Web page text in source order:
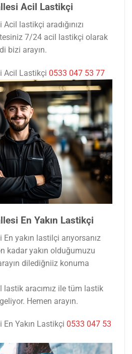
Acil Lastikçi
lastikçi aradığınızı
7/24 acil lastikçi olarak
bizi arayın.
Acil Lastikçi 0533 047 53 77
En Yakın Lastikçi
yakın lastilçi arıyorsanız
kadar yakın olduğumuzu
dilediğniiz konuma
lastik aracımız ile tüm lastik
Hemen arayın.
Yakın Lastikçi 0533 047 53